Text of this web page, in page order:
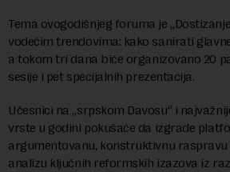
Tema ovogodišnjeg foruma je
vodećim trendovima: kako sanirati
a tokom tri dana biće organizovano 20
sesije i pet specijalnih prezentacija.
Učesnici na „srpskom Davosu“ i
vrste u godini pokušaće da izgrade
argumentovanu, konstruktivnu raspravu
analizu ključnih reformskih izazova iz